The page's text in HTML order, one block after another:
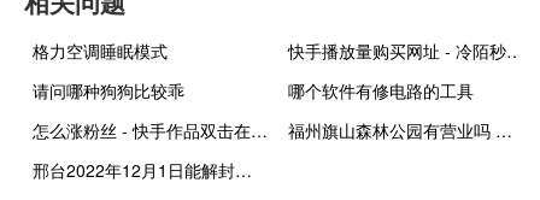
格力空调睡眠模式
快手播放量购买网址 - 冷陌秒赞网免费秒赞平台
请问哪种狗狗比较乖
哪个软件有修电路的工具
怎么涨粉丝 - 快手作品双击在线下单
福州旗山森林公园有营业吗 福州旗山森林公园
邢台2022年12月1日能解封吗 在12月底有望全面解封